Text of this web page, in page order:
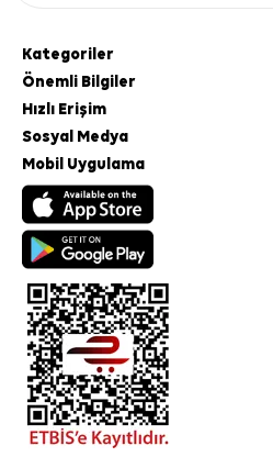
Kategoriler
Önemli Bilgiler
Hızlı Erişim
Sosyal Medya
Mobil Uygulama